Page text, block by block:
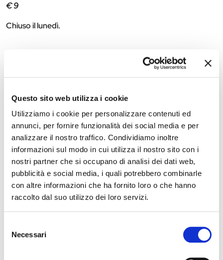
Questo sito web utilizza i cookie
Utilizziamo i cookie per personalizzare contenuti ed
annunci, per fornire funzionalità dei social media e per
analizzare il nostro traffico. Condividiamo inoltre
informazioni sul modo in cui utilizza il nostro sito con i
nostri partner che si occupano di analisi dei dati web,
pubblicità e social media, i quali potrebbero combinarle
con altre informazioni che ha fornito loro o che hanno
raccolto dal suo utilizzo dei loro servizi.
delNecessari
€ 9
Chiuso il lunedì.
changes in the program of events reported. In case of
cancellation, variation, modification of the information of an
event you can write toinfotur@comune.fe.it.